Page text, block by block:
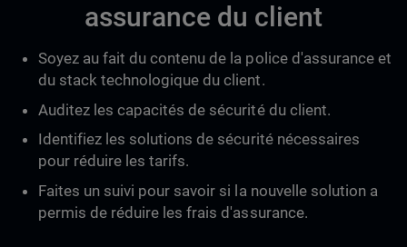
assurance du client
Soyez au fait du contenu de la police d'assurance et
du stack technologique du client.
Auditez les capacités de sécurité du client.
Identifiez les solutions de sécurité nécessaires
pour réduire les tarifs.
Faites un suivi pour savoir si la nouvelle solution a
permis de réduire les frais d'assurance.